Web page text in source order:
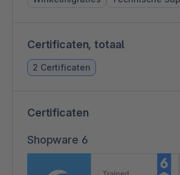
Certificaten, totaal
2 Certificaten
Certificaten
Shopware 6